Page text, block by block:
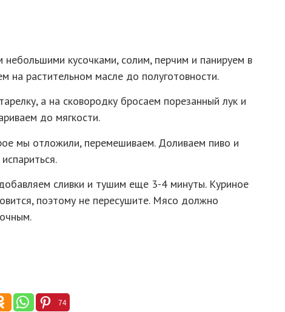
небольшими кусочками, солим, перчим и панируем в
на растительном масле до полуготовности.
а на сковородку бросаем порезанный лук и
до мягкости.
мы отложили, перемешиваем. Доливаем пиво и
сливки и тушим еще 3-4 минуты. Куриное
поэтому не пересушите. Мясо должно
74